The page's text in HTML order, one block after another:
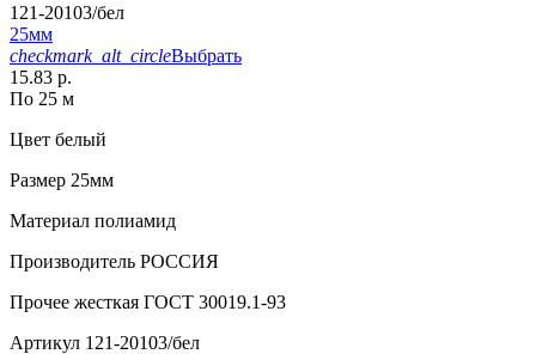
121-20103/бел
25мм
checkmark_alt_circleВыбрать
15.83 р.
По 25 м
Цвет белый
Размер 25мм
Материал полиамид
Производитель РОССИЯ
Прочее жесткая ГОСТ 30019.1-93
Артикул 121-20103/бел